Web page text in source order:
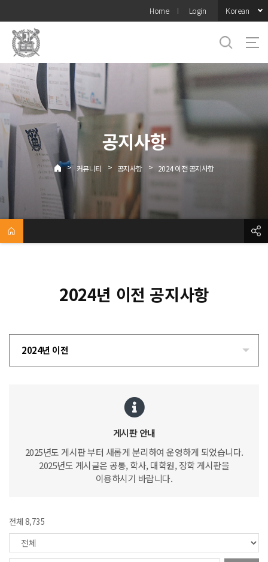
메뉴
Home Login Korean
공지사항
> 커뮤니티 > 공지사항 > 2024 이전 공지사항
2024년 이전 공지사항
2024년 이전
게시판 안내
2025년도 게시판 부터 새롭게 분리하여 운영하게 되었습니다.
2025년도 게시글은 공통, 학사, 대학원, 장학 게시판을
이용하시기 바랍니다.
전체 8,735